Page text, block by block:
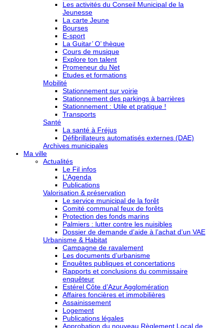
Les activités du Conseil Municipal de la
Jeunesse
La carte Jeune
Bourses
E-sport
La Guitar’ O’ thèque
Cours de musique
Explore ton talent
Promeneur du Net
Etudes et formations
Mobilité
Stationnement sur voirie
Stationnement des parkings à barrières
Stationnement : Utile et pratique !
Transports
Santé
La santé à Fréjus
Défibrillateurs automatisés externes (DAE)
Archives municipales
Ma ville
Actualités
Le Fil infos
L’Agenda
Publications
Valorisation & préservation
Le service municipal de la forêt
Comité communal feux de forêts
Protection des fonds marins
Palmiers : lutter contre les nuisibles
Dossier de demande d’aide à l’achat d’un VAE
Urbanisme & Habitat
Campagne de ravalement
Les documents d’urbanisme
Enquêtes publiques et concertations
Rapports et conclusions du commissaire
enquêteur
Estérel Côte d’Azur Agglomération
Affaires foncières et immobilières
Assainissement
Logement
Publications légales
Approbation du nouveau Règlement Local de